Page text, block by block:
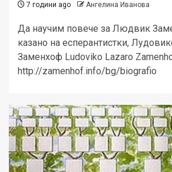
7 години ago Ангелина Иванова
Да научим повече за Людвик
казано на есперантистки,
Заменхоф Ludoviko Lazaro
http://zamenhof.info/bg/biografio